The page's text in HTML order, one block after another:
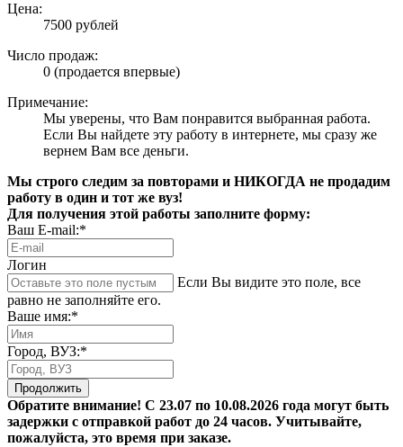
Цена:
7500 рублей
Число продаж:
0 (продается впервые)
Примечание:
Мы уверены, что Вам понравится выбранная работа.
Если Вы найдете эту работу в интернете, мы сразу же
вернем Вам все деньги.
Мы строго следим за повторами и НИКОГДА не продадим
работу в один и тот же вуз!
Для получения этой работы заполните форму:
Ваш E-mail:*
Логин
Если Вы видите это поле, все
равно не заполняйте его.
Ваше имя:*
Город, ВУЗ:*
Продолжить
Обратите внимание! С 23.07 по 10.08.2026 года могут быть
задержки с отправкой работ до 24 часов. Учитывайте,
пожалуйста, это время при заказе.